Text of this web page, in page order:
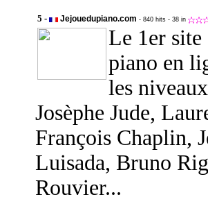
5 - Jejouedupiano.com - 840 hits - 38 in
Le 1er site
piano en
les
Josèphe Jude,
François Chaplin,
Luisada, Bruno
Rouvier...